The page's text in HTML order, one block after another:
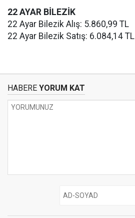
22 AYAR BİLEZİK
22 Ayar Bilezik Alış: 5.860,99 TL
22 Ayar Bilezik Satış: 6.084,14 TL
HABERE YORUM KAT